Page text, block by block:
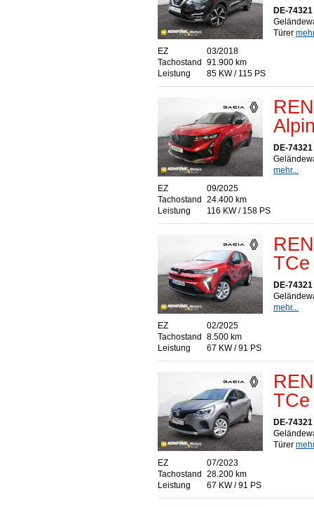
DE-
Türer
EZ
03/2018
Tachostand
91.900 km
Leistung
85 KW / 115 PS
DE-
mehr...
EZ
09/2025
Tachostand
24.400 km
Leistung
116 KW / 158 PS
DE-
mehr...
EZ
02/2025
Tachostand
8.500 km
Leistung
67 KW / 91 PS
DE-
Türer
EZ
07/2023
Tachostand
28.200 km
Leistung
67 KW / 91 PS